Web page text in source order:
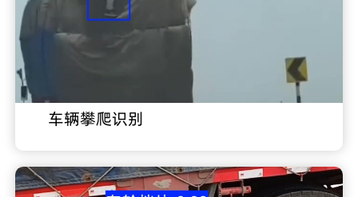
车辆攀爬识别